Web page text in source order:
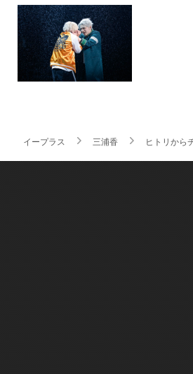
イープラス 三浦香 ヒトリから